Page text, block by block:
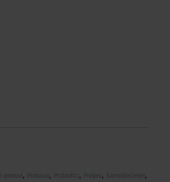
vjetrovi, Probava, Probiotici, Proljev, Samoliječenje,